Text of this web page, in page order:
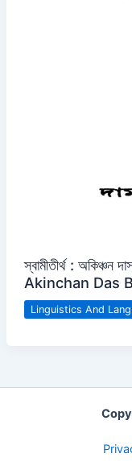
স্বামীতীর্থ :
Akinchan Das
Linguistics And